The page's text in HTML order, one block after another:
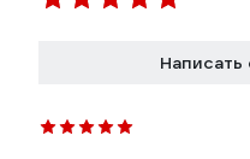
Написать